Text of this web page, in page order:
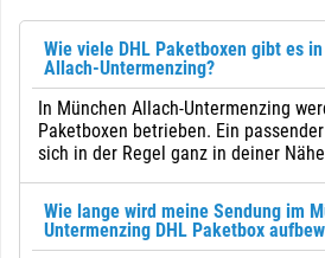
Wie viele DHL Paketboxen gibt es
Allach-Untermenzing?
In München Allach-Untermenzing
Paketboxen betrieben. Ein
sich in der Regel ganz in deiner
Wie lange wird meine Sendung im
Untermenzing DHL Paketbox